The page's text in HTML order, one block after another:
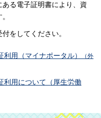
る電子証明書により、資
をしてください。
用（マイナポータル）
（外
利用について（厚生労働